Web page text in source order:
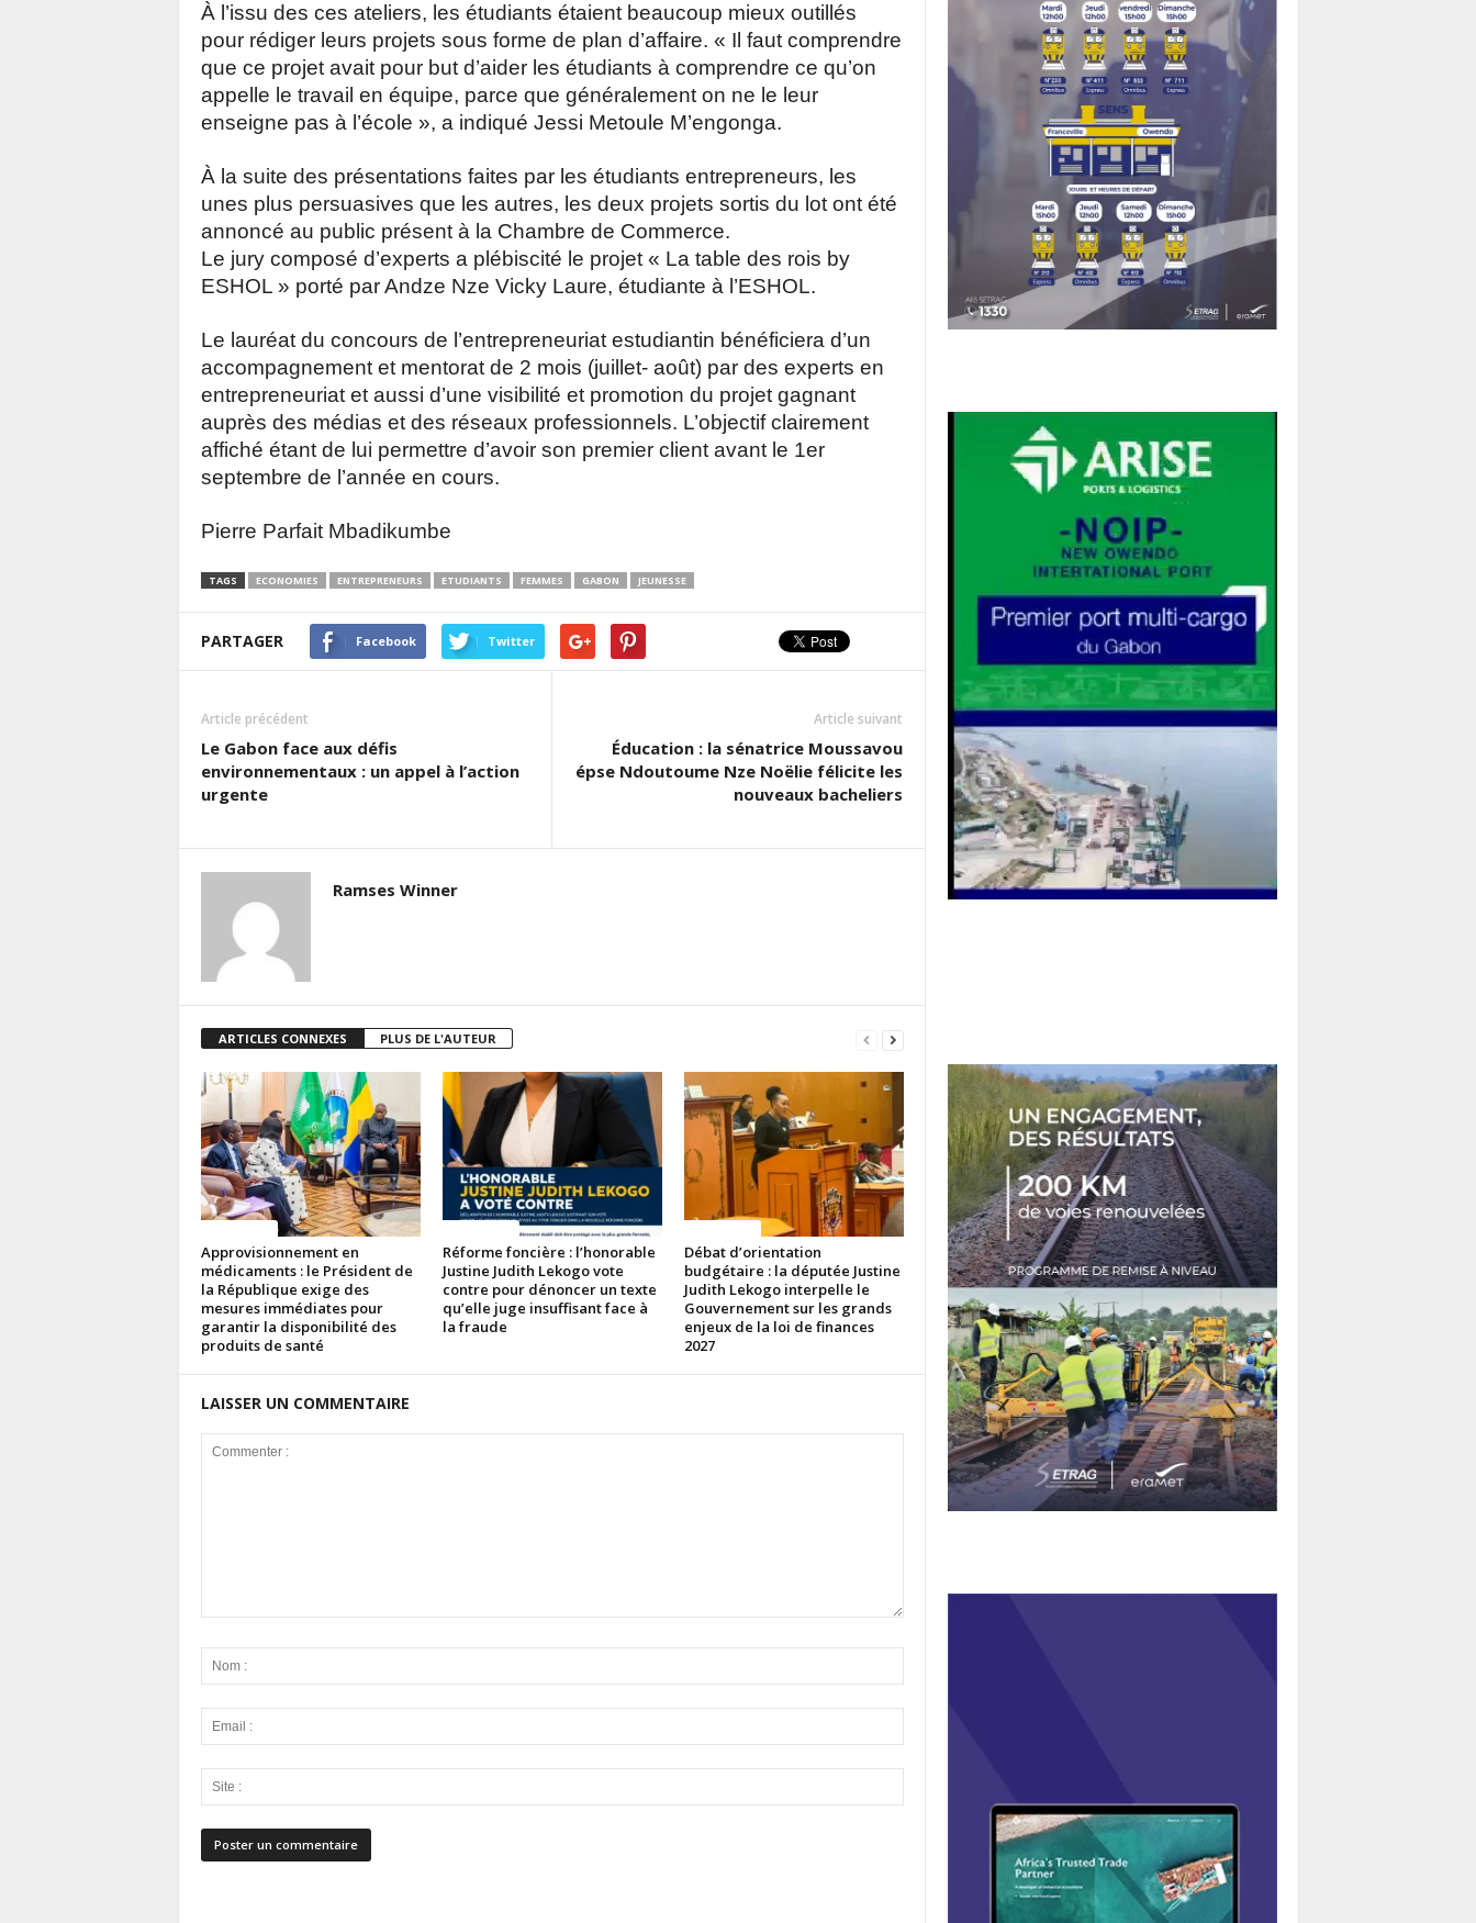
À l’issu des ces ateliers, les étudiants étaient beaucoup mieux outillés
pour rédiger leurs projets sous forme de plan d’affaire. « Il faut comprendre
que ce projet avait pour but d’aider les étudiants à comprendre ce qu’on
appelle le travail en équipe, parce que généralement on ne le leur
enseigne pas à l’école », a indiqué Jessi Metoule M’engonga.
À la suite des présentations faites par les étudiants entrepreneurs, les
unes plus persuasives que les autres, les deux projets sortis du lot ont été
annoncé au public présent à la Chambre de Commerce.
Le jury composé d’experts a plébiscité le projet « La table des rois by
ESHOL » porté par Andze Nze Vicky Laure, étudiante à l’ESHOL.
Le lauréat du concours de l’entrepreneuriat estudiantin bénéficiera d’un
accompagnement et mentorat de 2 mois (juillet- août) par des experts en
entrepreneuriat et aussi d’une visibilité et promotion du projet gagnant
auprès des médias et des réseaux professionnels. L’objectif clairement
affiché étant de lui permettre d’avoir son premier client avant le 1er
septembre de l’année en cours.
Pierre Parfait Mbadikumbe
TAGS ECONOMIES ENTREPRENEURS ETUDIANTS FEMMES GABON JEUNESSE
PARTAGER Facebook Twitter
Article précédent
Le Gabon face aux défis
environnementaux : un appel à l’action
urgente
Article suivant
Éducation : la sénatrice Moussavou
épse Ndoutoume Nze Noëlie félicite les
nouveaux bacheliers
Ramses Winner
ARTICLES CONNEXES PLUS DE L'AUTEUR
Approvisionnement en
médicaments : le Président de
la République exige des
mesures immédiates pour
garantir la disponibilité des
produits de santé
Réforme foncière : l’honorable
Justine Judith Lekogo vote
contre pour dénoncer un texte
qu’elle juge insuffisant face à
la fraude
Débat d’orientation
budgétaire : la députée Justine
Judith Lekogo interpelle le
Gouvernement sur les grands
enjeux de la loi de finances
2027
LAISSER UN COMMENTAIRE